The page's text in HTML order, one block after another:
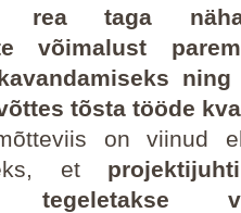
rea taga
võimalust
tõsta tööde
on viinud
et
tegeletakse